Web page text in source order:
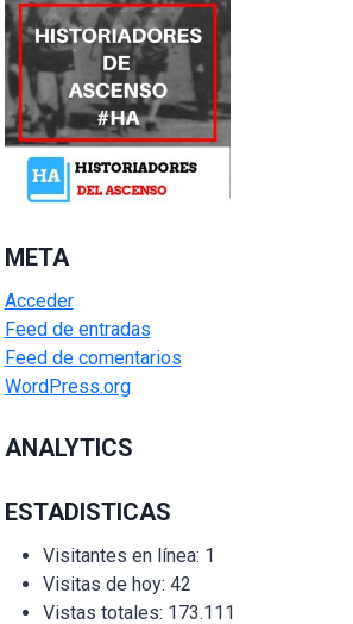
META
Acceder
Feed de entradas
Feed de comentarios
WordPress.org
ANALYTICS
ESTADISTICAS
Visitantes en línea: 1
Visitas de hoy: 42
Vistas totales: 173.111